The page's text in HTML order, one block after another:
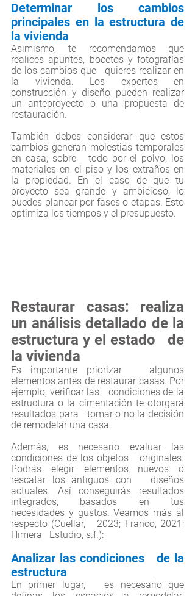
Determinar los cambios
principales en la estructura de
la vivienda
Asimismo, te recomendamos que
realices apuntes, bocetos y fotografías
de los cambios que   quieres realizar en
la vivienda. Los expertos en
construcción y diseño pueden realizar
un anteproyecto o una propuesta de
restauración.
También debes considerar que estos
cambios generan molestias temporales
en casa; sobre   todo por el polvo, los
materiales en el piso y los extraños en
la propiedad. En el caso de que tu
proyecto sea grande y ambicioso, lo
puedes planear por fases o etapas. Esto
optimiza los tiempos y el presupuesto.
Restaurar casas: realiza
un análisis detallado de la
estructura y el estado   de
la vivienda
Es importante priorizar   algunos
elementos antes de restaurar casas. Por
ejemplo, verificar las   condiciones de la
estructura o la cimentación te otorgará
resultados para   tomar o no la decisión
de remodelar una casa.
Además, es necesario evaluar las
condiciones de los objetos   originales.
Podrás elegir elementos nuevos o
rescatar los antiguos con   diseños
actuales. Así conseguirás resultados
integrados, basados en tus
necesidades y gustos. Veamos más al
respecto
Himera   Estudio, s.f.):
Analizar las condiciones   de la
estructura
En primer lugar,   es necesario que